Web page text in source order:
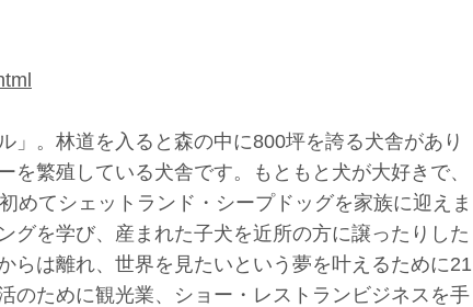
」。林道を入ると森の中に800坪を誇る犬舎があり
繁殖している犬舎です。もともと犬が大好きで、
めてシェットランド・シープドッグを家族に迎えま
グを学び、産まれた子犬を近所の方に譲ったりした
らは離れ、世界を見たいという夢を叶えるために21
のために観光業、ショー・レストランビジネスを手